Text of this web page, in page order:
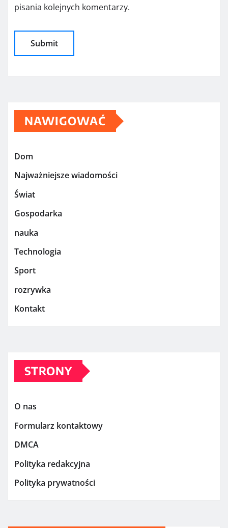
pisania kolejnych komentarzy.
NAWIGOWAĆ
Dom
Najważniejsze wiadomości
Świat
Gospodarka
nauka
Technologia
Sport
rozrywka
Kontakt
STRONY
O nas
Formularz kontaktowy
DMCA
Polityka redakcyjna
Polityka prywatności